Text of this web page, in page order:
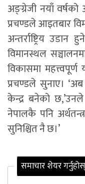
अङ्ग्रेजी नयाँ वर्षको
प्रचण्डले आइतबार
अन्तर्राष्ट्रिय
विमानस्थल
विकासमा महत्त्वपूर्ण
प्रचण्डले सुनाए।
केन्द्र बनेको
नेपालकै पनि
सुनिश्चित नै छ।’
समाचार शेयर गर्नुहोस्